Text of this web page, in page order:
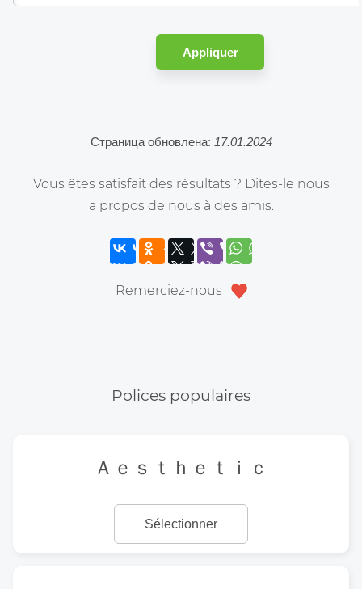
Appliquer
Страница обновлена: 17.01.2024
Vous êtes satisfait des résultats ? Dites-le nous
a propos de nous à des amis:
Remerciez-nous
Polices populaires
Ａｅｓｔｈｅｔｉｃ
Sélectionner